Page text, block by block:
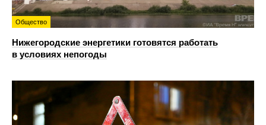
Общество
Нижегородские энергетики готовятся работать
в условиях непогоды